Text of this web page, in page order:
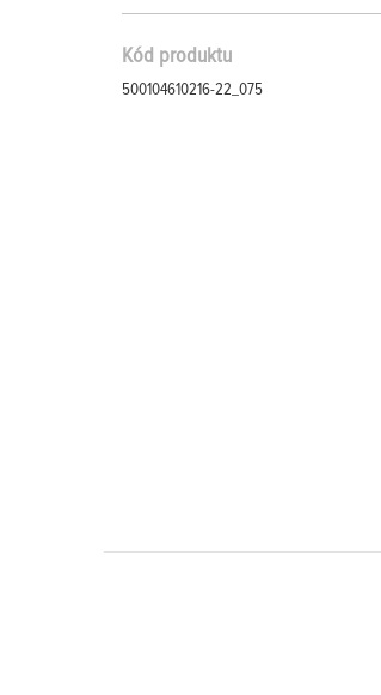
Kód produktu
500104610216-22_075